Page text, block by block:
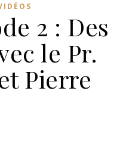
2 : Des
le Pr.
Pierre